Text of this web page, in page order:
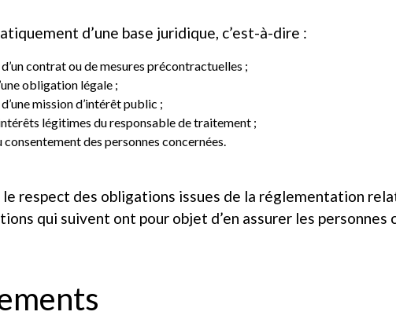
d’une base juridique, c’est-à-dire :
contrat ou de mesures précontractuelles ;
obligation légale ;
mission d’intérêt public ;
légitimes du responsable de traitement ;
des personnes concernées.
respect des obligations issues de la réglementation
qui suivent ont pour objet d’en assurer les personnes